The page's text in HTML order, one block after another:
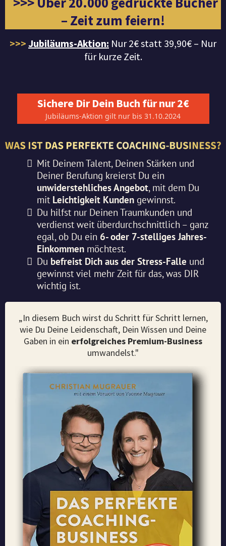
– Zeit zum feiern!
>>> Jubiläums-Aktion: Nur 2€ statt 39,90€ – Nur
für kurze Zeit.
Sichere Dir Dein Buch für nur 2€
Jubiläums-Aktion gilt nur bis 31.10.2024
Mit Deinem Talent, Deinen Stärken und
Deiner Berufung kreierst Du ein
unwiderstehliches Angebot, mit dem Du
mit Leichtigkeit Kunden gewinnst.
Du hilfst nur Deinen Traumkunden und
verdienst weit überdurchschnittlich – ganz
egal, ob Du ein 6- oder 7-stelliges Jahres-
Einkommen möchtest.
​Du befreist Dich aus der Stress-Falle und
gewinnst viel mehr Zeit für das, was DIR
wichtig ist.
„In diesem Buch wirst du Schritt für Schritt lernen,
wie Du Deine Leidenschaft, Dein Wissen und Deine
Gaben in ein erfolgreiches Premium-Business
umwandelst."